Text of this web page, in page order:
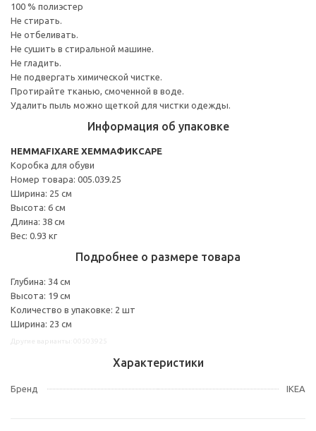
100 % полиэстер
Не стирать.
Не отбеливать.
Не сушить в стиральной машине.
Не гладить.
Не подвергать химической чистке.
Протирайте тканью, смоченной в воде.
Удалить пыль можно щеткой для чистки одежды.
Информация об упаковке
HEMMAFIXARE ХЕММАФИКСАРЕ
Коробка для обуви
Номер товара: 005.039.25
Ширина: 25 см
Высота: 6 см
Длина: 38 см
Вес: 0.93 кг
Подробнее о размере товара
Глубина: 34 см
Высота: 19 см
Количество в упаковке: 2 шт
Ширина: 23 см
Характеристики
Бренд IKEA